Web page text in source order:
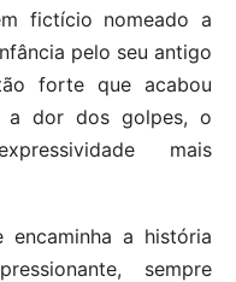
fictício nomeado a
pelo seu antigo
forte que acabou
a dor dos golpes, o
mais
a história
sempre